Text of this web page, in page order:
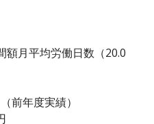
額月平均労働日数（20.0
前年度実績）